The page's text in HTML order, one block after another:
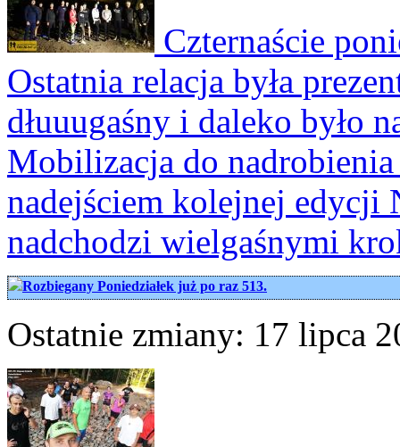
Czternaście
Ostatnia relacja była
dłuuugaśny i daleko było
Mobilizacja do nadrobienia
nadejściem kolejnej edycji
nadchodzi wielgaśnymi
Rozbiegany Poniedziałek już po raz 513.
Ostatnie zmiany: 17 lipca